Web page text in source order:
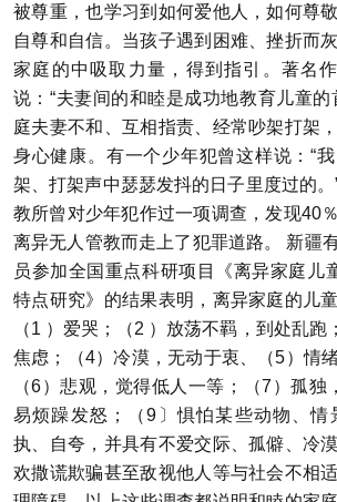
被尊重，也学习到如何爱他人，如何尊
自尊和自信。当孩子遇到困难、挫折而
家庭的中吸取力量，得到指引。著名
说：“夫妻间的和睦是成功地教育儿童的
庭夫妻不和、互相指责、经常吵架打架
身心健康。有一个少年犯曾这样说：“
架、打架声中瑟瑟发抖的日子里度过的
教所曾对少年犯作过一项调查，发现40
离异无人管教而走上了犯罪道路。 新疆
员参加全国重点科研项目《离异家庭儿
特点研究》的结果表明，离异家庭的儿
（1 ）爱哭；（2 ）放荡不羁，到处乱跑
焦虑；（4）冷漠，无动于衷、（5）情
（6）悲观，觉得低人一等；（7）孤独
易烦躁发怒；（9〕惧怕某些动物、情
执、自夸，并具有不爱交际、孤僻、冷
欢撒谎欺骗甚至敌视他人等与社会不相